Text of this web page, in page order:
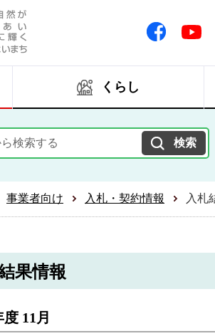
人と自然が響きあいともに輝く住み
Facebook
くらし
事業者向け 入札・契約情報 入札
果情報
11月